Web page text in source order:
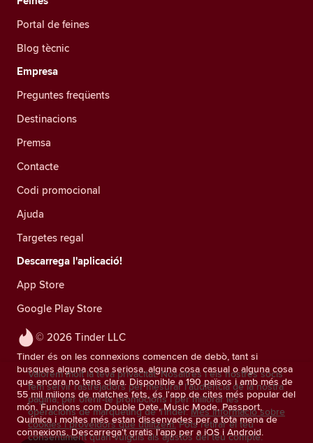
© 2026 Tinder LLC
Tinder és on les connexions comencen de debò, tant si
busques alguna cosa seriosa, alguna cosa casual o alguna cosa
que encara no tens clara. Disponible a 190 països i amb més de
55 mil milions de matches fets, és l'app de cites més popular del
món. Funcions com Double Date, Music Mode, Passport,
Química i moltes més estan dissenyades per a tota mena de
connexions. Descarrega't gratis l’app per a iOS i Android.
Portal de feines
Blog tècnic
Empresa
Preguntes freqüents
Destinacions
Premsa
Contacte
Codi promocional
Ajuda
Targetes regal
Descarrega l'aplicació!
App Store
Google Play Store
Valorem molt la teva privacitat. Nosaltres i els nostres socis
fem servir rastrejadors per mesurar l'audiència de la nostra
pàgina, per oferir-te promocions i per millorar les
operacions de màrqueting de Tinder. Més informació sobre
cookies i proveïdors que utilitzem. Pots retirar el teu
consentiment quan vulguis als ajustos del teu compte.